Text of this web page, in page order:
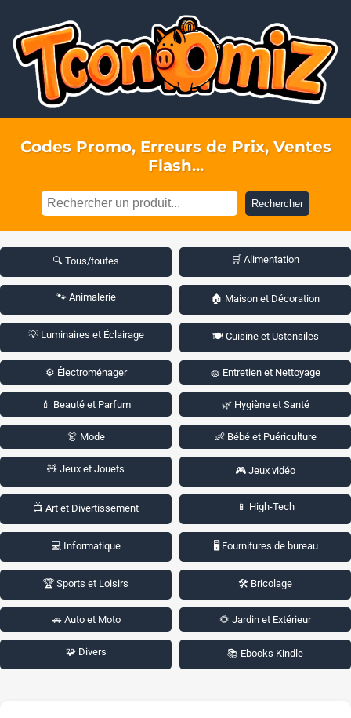
Codes Promo, Erreurs de Prix, Ventes
Flash...
Rechercher
🔍 Tous/toutes 🛒 Alimentation
🐾 Animalerie 🏠 Maison et Décoration
💡 Luminaires et Éclairage 🍽️ Cuisine et Ustensiles
⚙️ Électroménager 🧽 Entretien et Nettoyage
💄 Beauté et Parfum 🌿 Hygiène et Santé
👗 Mode 👶 Bébé et Puériculture
🧸 Jeux et Jouets 🎮 Jeux vidéo
📺 Art et Divertissement 📱 High-Tech
💻 Informatique 🖥️ Fournitures de bureau
🏆 Sports et Loisirs 🛠️ Bricolage
🚗 Auto et Moto 🌻 Jardin et Extérieur
🧩 Divers 📚 Ebooks Kindle